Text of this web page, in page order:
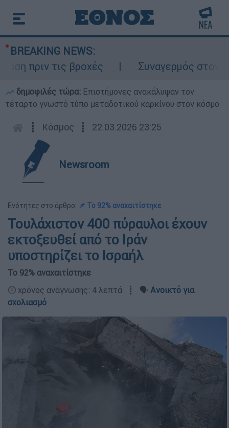
BREAKING NEWS:
τις βροχές
Συναγερμός στον
δημοφιλές τώρα: Επιστήμονες ανακάλυψαν τον
τέταρτο γνωστό τύπο μεταδοτικού καρκίνου στον κόσμο
┋ Κόσμος ┋ 22.03.2026 23:25
Newsroom
Ενότητες στο άρθρο: 📌 Το 92% αναχαιτίστηκε
Τουλάχιστον 400 πύραυλοι έχουν
εκτοξευθεί από το Ιράν
υποστηρίζει το Ισραήλ
Το 92% αναχαιτίστηκε
🕛 χρόνος ανάγνωσης: 4 λεπτά ┋ 🗣️ Ανοικτό για
σχολιασμό